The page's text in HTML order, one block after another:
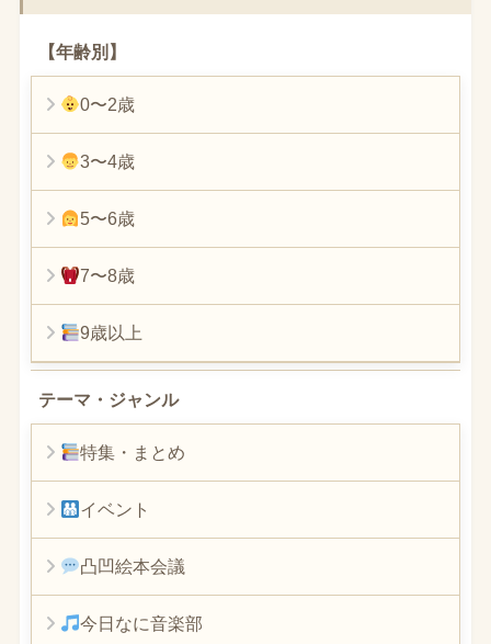
【年齢別】
0〜2歳
3〜4歳
5〜6歳
7〜8歳
9歳以上
テーマ・ジャンル
特集・まとめ
イベント
凸凹絵本会議
今日なに音楽部